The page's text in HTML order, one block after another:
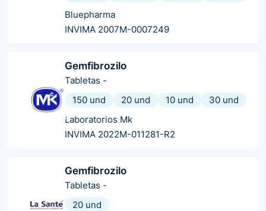
Bluepharma
INVIMA 2007M-0007249
Gemfibrozilo
Tabletas -
150 und
20 und 10 und
30 und
Laboratorios Mk
INVIMA 2022M-011281-R2
Gemfibrozilo
Tabletas -
20 und